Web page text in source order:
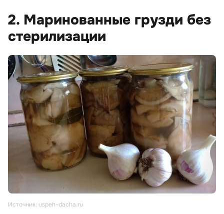
2. Маринованные грузди без
стерилизации
Источник: uspeh-dacha.ru